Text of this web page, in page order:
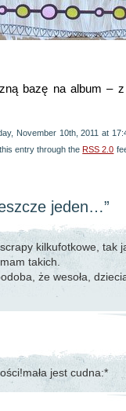
bazę na album –
November 10th, 2011 at
entry through the RSS 2.0
jeden…”
kilkufotkowe, tak
takich.
że wesoła,
jest cudna:*